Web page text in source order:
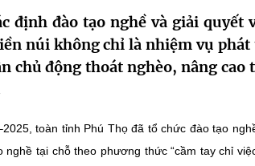
định đào tạo nghề và giải quyết
núi không chỉ là nhiệm vụ
chủ động thoát nghèo, nâng
toàn tỉnh Phú Thọ đã tổ chức đào tạo
nghề tại chỗtheo phương thức “cầm tay chỉ